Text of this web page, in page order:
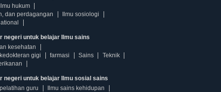
hukum
dan perdagangan
Ilmu sosiologi
negeri untuk belajar Ilmu sains
kesehatan
gigi
farmasi Sains
Teknik
negeri untuk belajar Ilmu sosial sains
guru
Ilmu sains kehidupan